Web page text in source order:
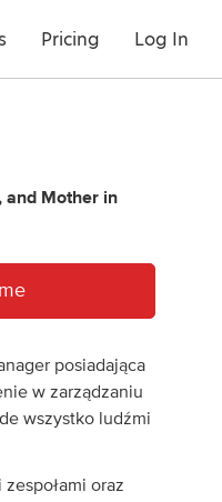
Pricing Log In
and Mother in
posiadająca
w zarządzaniu
wszystko ludźmi
oraz